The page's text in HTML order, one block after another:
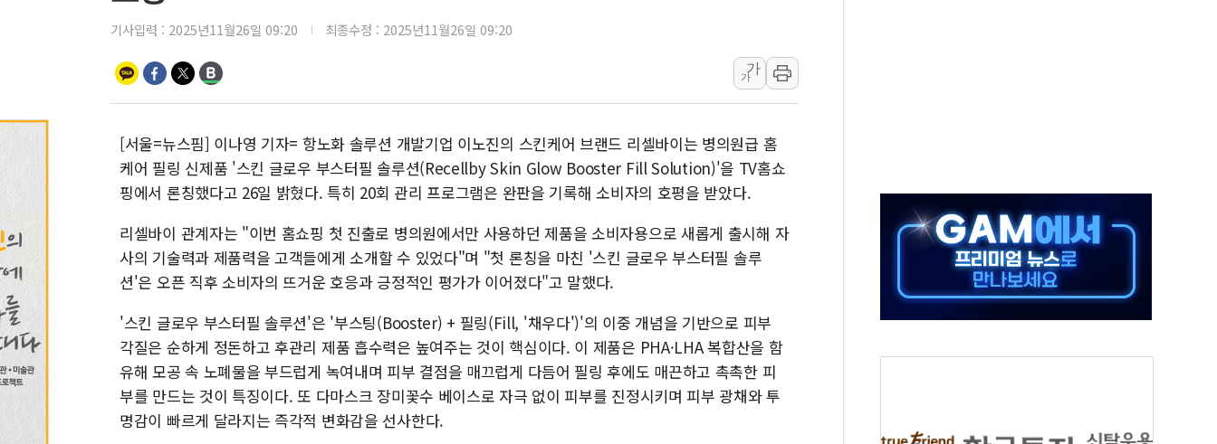
李대통령 "결혼 때문에 손해 보는 일 없게"…'결혼 페널티' 22개 과제 손본다
여수 오동도 인근 해상서 모터보트 전복…1명 사망·1명 실종
인천 선재도 갯벌서 해루질 중 실종 60대 나흘만에 숨진 채 발견
인천서 말다툼 중 어머니 흉기 살해 10대 아들 체포
'화합' 꺼낸 김민석에 '뻔뻔' 받아친 정청래…제주 연설서 신경전 고조
기사입력 : 2025년11월26일 09:20 최종수정 : 2025년11월26일 09:20
가
가
[서울=뉴스핌] 이나영 기자= 항노화 솔루션 개발기업 이노진의 스킨케어 브랜드 리셀바이는 병의원급 홈
케어 필링 신제품 '스킨 글로우 부스터필 솔루션(Recellby Skin Glow Booster Fill Solution)'을 TV홈쇼
핑에서 론칭했다고 26일 밝혔다. 특히 20회 관리 프로그램은 완판을 기록해 소비자의 호평을 받았다.
리셀바이 관계자는 "이번 홈쇼핑 첫 진출로 병의원에서만 사용하던 제품을 소비자용으로 새롭게 출시해 자
사의 기술력과 제품력을 고객들에게 소개할 수 있었다"며 "첫 론칭을 마친 '스킨 글로우 부스터필 솔루
션'은 오픈 직후 소비자의 뜨거운 호응과 긍정적인 평가가 이어졌다"고 말했다.
'스킨 글로우 부스터필 솔루션'은 '부스팅(Booster) + 필링(Fill, '채우다')'의 이중 개념을 기반으로 피부
각질은 순하게 정돈하고 후관리 제품 흡수력은 높여주는 것이 핵심이다. 이 제품은 PHA·LHA 복합산을 함
유해 모공 속 노폐물을 부드럽게 녹여내며 피부 결점을 매끄럽게 다듬어 필링 후에도 매끈하고 촉촉한 피
부를 만드는 것이 특징이다. 또 다마스크 장미꽃수 베이스로 자극 없이 피부를 진정시키며 피부 광채와 투
명감이 빠르게 달라지는 즉각적 변화감을 선사한다.